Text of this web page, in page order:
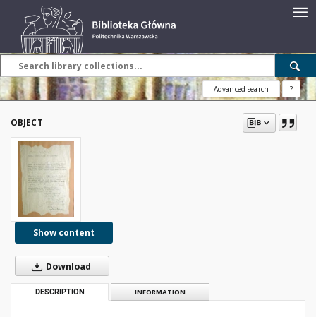
Advanced search ?
OBJECT
Show content
Download
DESCRIPTION INFORMATION